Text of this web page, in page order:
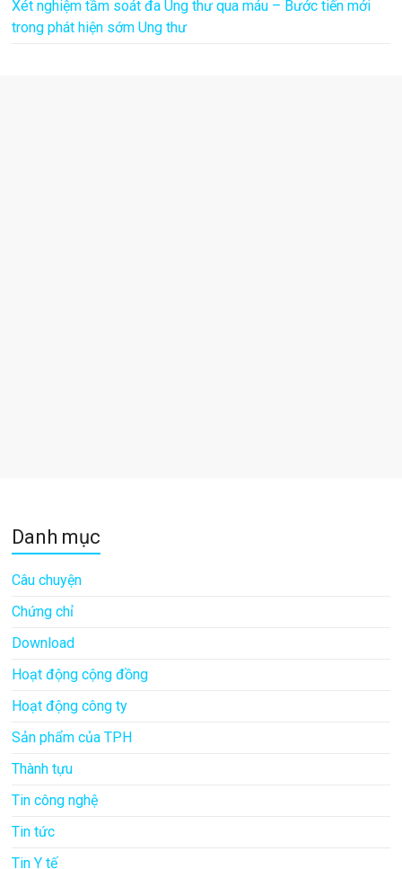
Xét nghiệm tầm soát đa Ung thư qua máu – Bước tiến mới
trong phát hiện sớm Ung thư
Danh mục
Câu chuyện
Chứng chỉ
Download
Hoạt động cộng đồng
Hoạt động công ty
Sản phẩm của TPH
Thành tựu
Tin công nghệ
Tin tức
Tin Y tế